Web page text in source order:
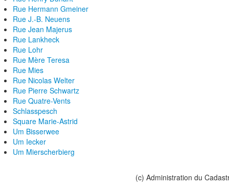
Rue Hermann Gmeiner
Rue J.-B. Neuens
Rue Jean Majerus
Rue Lankheck
Rue Lohr
Rue Mère Teresa
Rue Mies
Rue Nicolas Welter
Rue Pierre Schwartz
Rue Quatre-Vents
Schlasspesch
Square Marie-Astrid
Um Bisserwee
Um Iecker
Um Mierscherbierg
(c) Administration du